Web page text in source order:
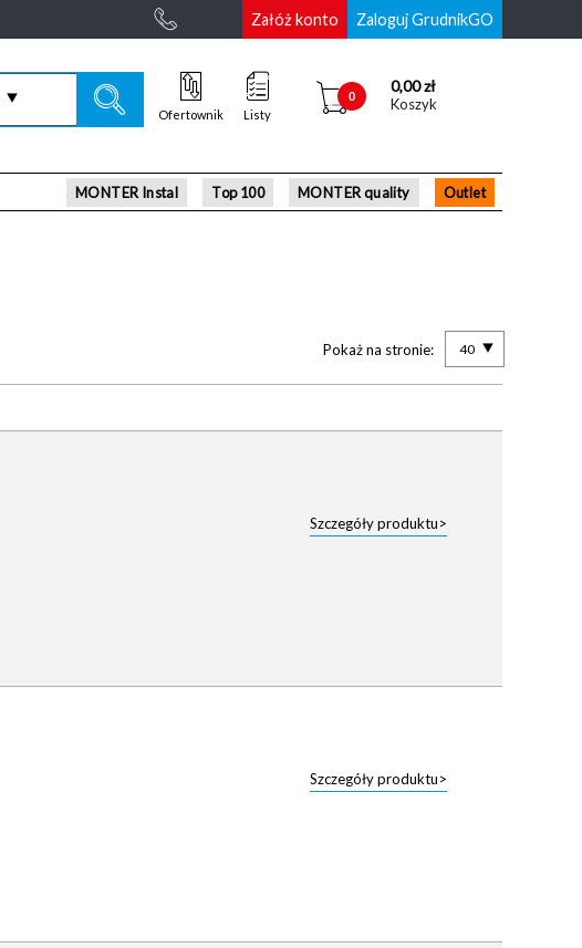
Załóż konto Zaloguj GrudnikGO
0
0,00 zł
Koszyk
Ofertownik Listy
MONTER Instal Top 100 MONTER quality Outlet
Pokaż na stronie: 40
Szczegóły produktu>
Szczegóły produktu>